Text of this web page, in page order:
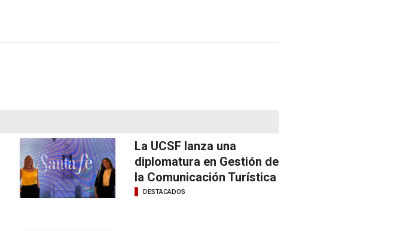
La UCSF lanza una
diplomatura en Gestión de
la Comunicación Turística
DESTACADOS